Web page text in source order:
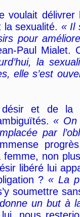
voulait
la sexualité. « Il
pour
Paul
la
elle s’est
et de la
« On
par
femme, non
libéré lui
?« La
soumettre
un but à